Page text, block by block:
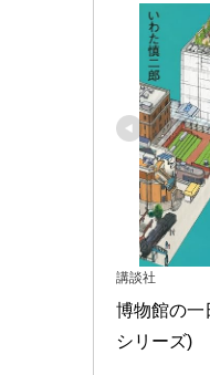
講談社
博物館の一
シリーズ)